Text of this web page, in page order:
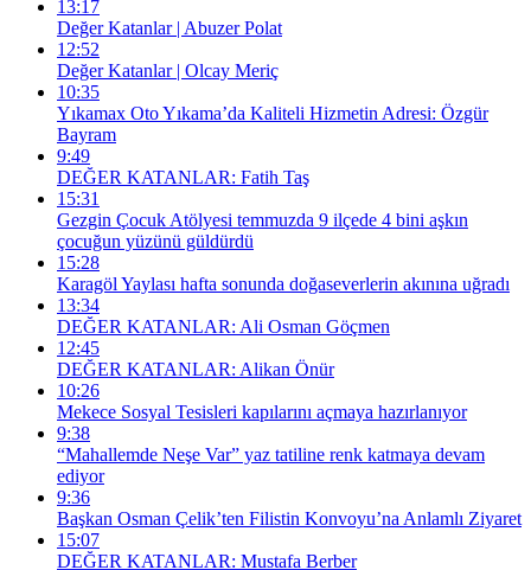
13:17
Değer Katanlar | Abuzer Polat
12:52
Değer Katanlar | Olcay Meriç
10:35
Yıkamax Oto Yıkama’da Kaliteli Hizmetin Adresi: Özgür
Bayram
9:49
DEĞER KATANLAR: Fatih Taş
15:31
Gezgin Çocuk Atölyesi temmuzda 9 ilçede 4 bini aşkın
çocuğun yüzünü güldürdü
15:28
Karagöl Yaylası hafta sonunda doğaseverlerin akınına uğradı
13:34
DEĞER KATANLAR: Ali Osman Göçmen
12:45
DEĞER KATANLAR: Alikan Önür
10:26
Mekece Sosyal Tesisleri kapılarını açmaya hazırlanıyor
9:38
“Mahallemde Neşe Var” yaz tatiline renk katmaya devam
ediyor
9:36
Başkan Osman Çelik’ten Filistin Konvoyu’na Anlamlı Ziyaret
15:07
DEĞER KATANLAR: Mustafa Berber